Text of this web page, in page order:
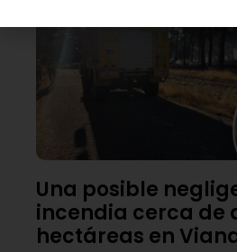
Una posible
incendia cerca de
hectáreas en